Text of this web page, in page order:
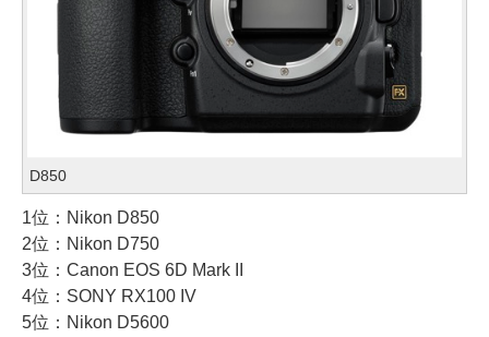
D850
1位：Nikon D850
2位：Nikon D750
3位：Canon EOS 6D Mark II
4位：SONY RX100 IV
5位：Nikon D5600